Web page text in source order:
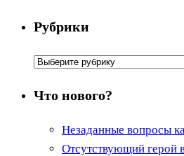
Рубрики
Рубрики
Что нового?
Незаданные вопросы
Отсутствующий герой